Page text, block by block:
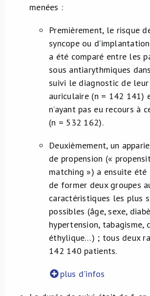
menées :
Premièrement, le risque
syncope ou
a été comparé entre les
sous antiarythmiques
suivi le diagnostic de
auriculaire (n = 142 141)
n’ayant pas eu recours à
(n = 532 162).
Deuxièmement, un
de propension («
matching ») a ensuite
de former deux groupes
caractéristiques les plus
possibles (âge, sexe,
hypertension, tabagisme,
éthylique…) ; tous deux
142 140 patients.
plus d'infos